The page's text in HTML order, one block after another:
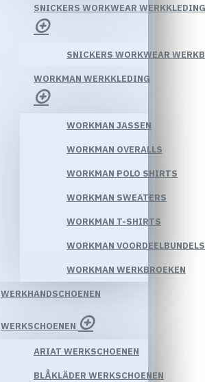
SNICKERS WORKWEAR WERKKLEDING
SNICKERS WORKWEAR
WORKMAN WERKKLEDING
WORKMAN JASSEN
WORKMAN OVERALLS
WORKMAN POLO SHIRTS
WORKMAN SWEATERS
WORKMAN T-SHIRTS
WORKMAN VOORDEELBUNDELS
WORKMAN WERKBROEKEN
WERKHANDSCHOENEN
WERKSCHOENEN
ARIAT WERKSCHOENEN
BLÅKLÄDER WERKSCHOENEN